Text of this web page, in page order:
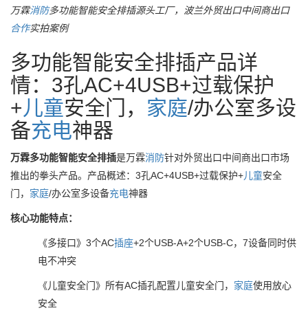
万霖消防多功能智能安全排插源头工厂，波兰外贸出口中间商出口
合作实拍案例
多功能智能安全排插产品详
情：3孔AC+4USB+过载保护
+儿童安全门， 家庭/办公室多设
备充电神器
万霖多功能智能安全排插是万霖消防针对外贸出口中间商出口市场
推出的拳头产品。产品概述：3孔AC+4USB+过载保护+儿童安全
门， 家庭/办公室多设备充电神器
核心功能特点：
《多接口》3个AC插座+2个USB-A+2个USB-C，7设备同时供
电不冲突
《儿童安全门》所有AC插孔配置儿童安全门， 家庭使用放心
安全